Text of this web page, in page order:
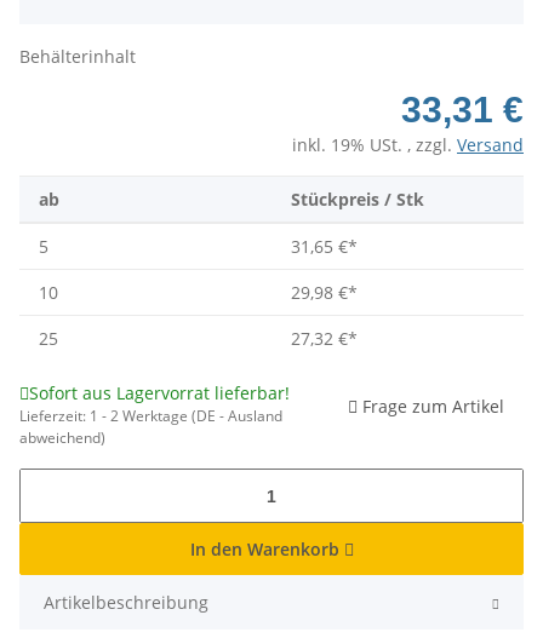
Behälterinhalt
33,31 €
inkl. 19% USt. , zzgl. Versand
ab Stückpreis / Stk
5 31,65 €*
10
29,98 €*
25
27,32 €*
Sofort aus Lagervorrat lieferbar!
Lieferzeit: 1 - 2 Werktage (DE - Ausland
abweichend)
Frage zum Artikel
In den Warenkorb
Artikelbeschreibung